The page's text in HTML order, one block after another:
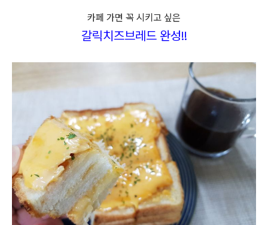
카페 가면 꼭 시키고 싶은
갈릭치즈브레드 완성!!